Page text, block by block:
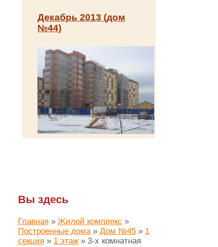
Декабрь 2013 (дом
№44)
Вы здесь
Главная » Жилой комплекс »
Построенные дома» Дом №45» 1
секция » 1 этаж» 3-х комнатная